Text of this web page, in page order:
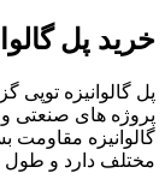
خرید پل
پل گالوانیزه توپی
پروژه های صنعتی
گالوانیزه مقاومت
مختلف دارد و طول